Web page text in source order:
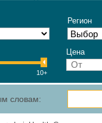
Регион
10+
Цена
словам: